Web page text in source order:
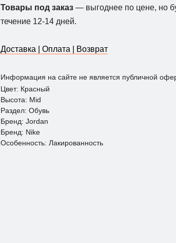
Товары под заказ — выгоднее по цене, но
течение 12-14 дней.
Доставка | Оплата | Возврат
Информация на сайте не является публичной
Цвет: Красный
Высота: Mid
Раздел: Обувь
Бренд: Jordan
Бренд: Nike
Особенность: Лакированность